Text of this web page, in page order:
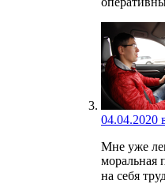
04.04.2020
Мне уже
моральная
на себя